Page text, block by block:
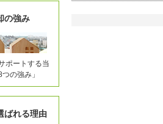
の強み
ポートする当
の強み」
ばれる理由